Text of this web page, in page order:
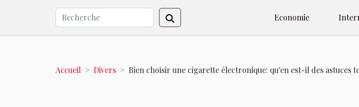
Economie
Accueil Divers Bien choisir une cigarette électronique: qu'en est-il des astuces